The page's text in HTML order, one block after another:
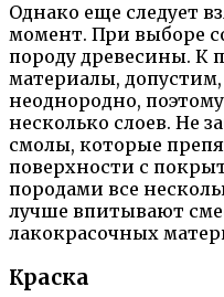
Однако еще следует
момент. При выборе
породу древесины. К
материалы,
неоднородно,
несколько слоев. Не
смолы, которые
поверхности с
породами все
лучше впитывают
лакокрасочных
Краска